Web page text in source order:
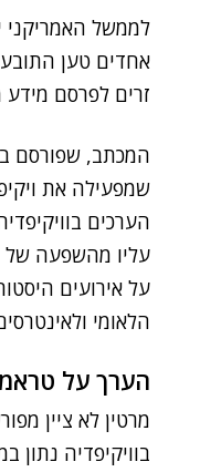
לממשל האמריקני
אחדים טען
זרים לפרסם מידע
המכתב, שפורסם
שמפעילה את
הערכים
עליו מהשפעה של
על אירועים
הלאומי
הערך על
מרטין לא ציין
בוויקיפדיה